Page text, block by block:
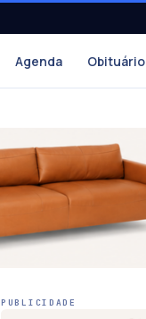
Agenda Obituário
PUBLICIDADE